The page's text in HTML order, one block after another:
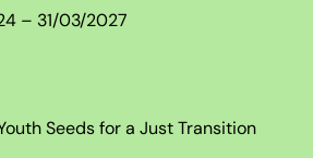
– 31/03/2027
Seeds for a Just Transition